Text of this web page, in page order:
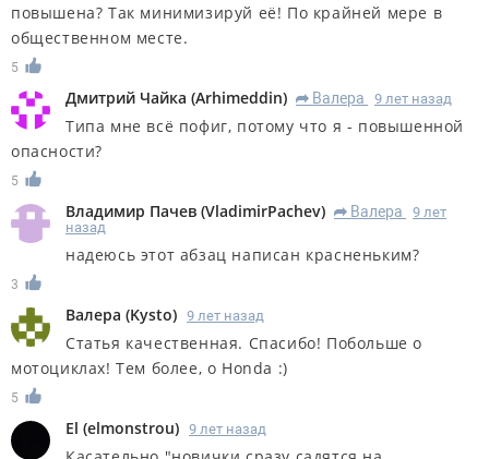
повышена? Так минимизируй её! По крайней мере в
общественном месте.
5
Дмитрий Чайка (Arhimeddin) R Валера 9 лет назад
Типа мне всё пофиг, потому что я - повышенной
опасности?
5
Владимир Пачев (VladimirPachev) R Валера
9 лет
назад
надеюсь этот абзац написан красненьким?
3
Валера (Kysto) 9 лет назад
Статья качественная. Спасибо! Побольше о
мотоциклах! Тем более, о Honda :)
5
El (elmonstrou) 9 лет назад